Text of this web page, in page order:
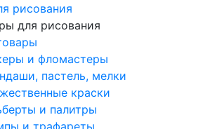
рисования
для рисования
и фломастеры
пастель, мелки
краски
и палитры
и трафареты